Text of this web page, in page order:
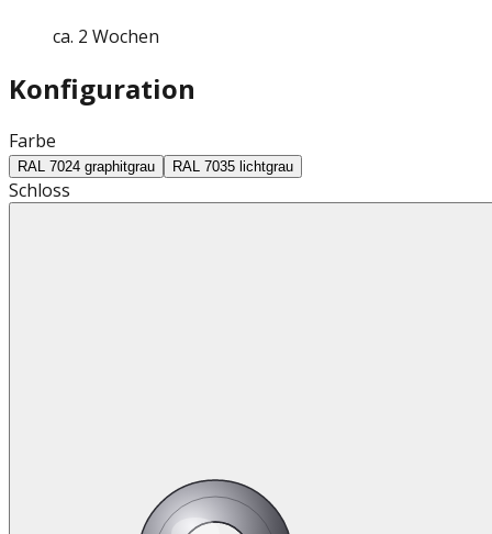
ca. 2 Wochen
Konfiguration
Farbe
RAL 7024 graphitgrau RAL 7035 lichtgrau
Schloss